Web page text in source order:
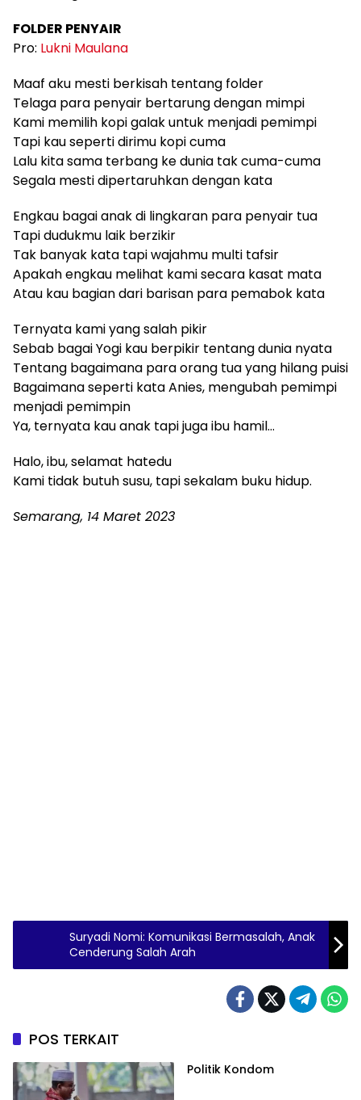
FOLDER PENYAIR
Pro: Lukni Maulana
Maaf aku mesti berkisah tentang folder
Telaga para penyair bertarung dengan mimpi
Kami memilih kopi galak untuk menjadi pemimpi
Tapi kau seperti dirimu kopi cuma
Lalu kita sama terbang ke dunia tak cuma-cuma
Segala mesti dipertaruhkan dengan kata
Engkau bagai anak di lingkaran para penyair tua
Tapi dudukmu laik berzikir
Tak banyak kata tapi wajahmu multi tafsir
Apakah engkau melihat kami secara kasat mata
Atau kau bagian dari barisan para pemabok kata
Ternyata kami yang salah pikir
Sebab bagai Yogi kau berpikir tentang dunia nyata
Tentang bagaimana para orang tua yang hilang puisi
Bagaimana seperti kata Anies, mengubah pemimpi
menjadi pemimpin
Ya, ternyata kau anak tapi juga ibu hamil…
Halo, ibu, selamat hatedu
Kami tidak butuh susu, tapi sekalam buku hidup.
Semarang, 14 Maret 2023
Suryadi Nomi: Komunikasi Bermasalah, Anak
Cenderung Salah Arah
POS TERKAIT
Politik Kondom